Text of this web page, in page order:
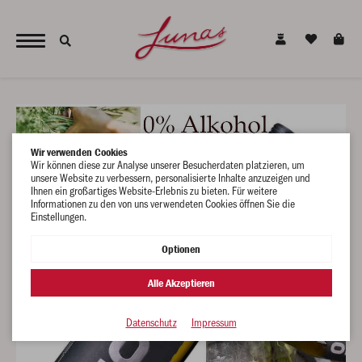
Wir verwenden Cookies
Wir können diese zur Analyse unserer Besucherdaten platzieren, um
unsere Website zu verbessern, personalisierte Inhalte anzuzeigen und
Ihnen ein großartiges Website-Erlebnis zu bieten. Für weitere
Informationen zu den von uns verwendeten Cookies öffnen Sie die
Einstellungen.
Optionen
Alle Akzeptieren
Datenschutz Impressum